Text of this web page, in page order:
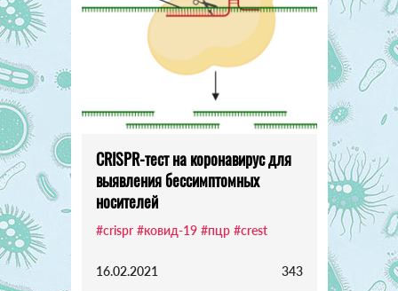
CRISPR-тест на коронавирус для
выявления бессимптомных
носителей
#crispr #ковид-19 #пцр #crest
16.02.2021 343